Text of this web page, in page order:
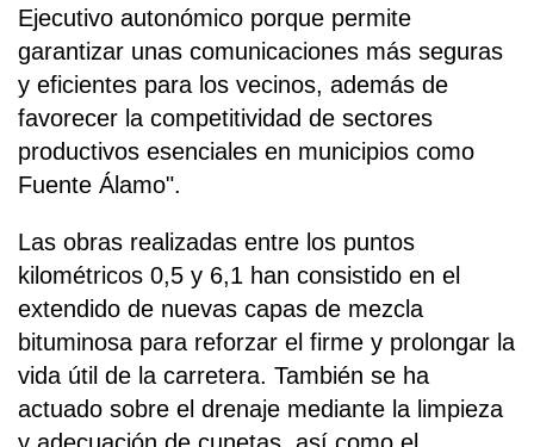
Ejecutivo autonómico porque permite
garantizar unas comunicaciones más seguras
y eficientes para los vecinos, además de
favorecer la competitividad de sectores
productivos esenciales en municipios como
Fuente Álamo".
Las obras realizadas entre los puntos
kilométricos 0,5 y 6,1 han consistido en el
extendido de nuevas capas de mezcla
bituminosa para reforzar el firme y prolongar la
vida útil de la carretera. También se ha
actuado sobre el drenaje mediante la limpieza